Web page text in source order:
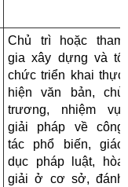
Chủ trì hoặc tham
gia xây dựng và tổ
chức triển khai thực
hiện văn bản, chủ
trương, nhiệm vụ,
giải pháp về công
tác phổ biến, giáo
dục pháp luật, hòa
giải ở cơ sở, đánh